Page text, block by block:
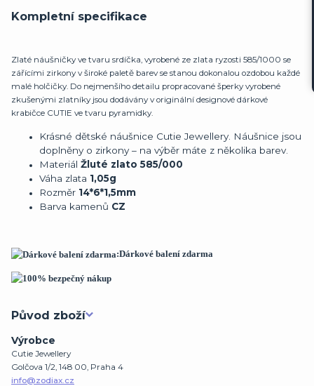
Kompletní specifikace
Zlaté náušničky ve tvaru srdíčka, vyrobené ze zlata ryzosti 585/1000 se
zářícími zirkony v široké paletě barev se stanou dokonalou ozdobou každé
malé holčičky. Do nejmenšího detailu propracované šperky vyrobené
zkušenými zlatníky jsou dodávány v originální designové dárkové
krabičce CUTIE ve tvaru pyramidky.
Krásné dětské náušnice Cutie Jewellery. Náušnice jsou
doplněny o zirkony – na výběr máte z několika barev.
Materiál Žluté zlato 585/000
Váha zlata 1,05g
Rozměr 14*6*1,5mm
Barva kamenů CZ
:Dárkové balení zdarma
Původ zboží
Výrobce
Cutie Jewellery
Golčova 1/2, 148 00, Praha 4
info@zodiax.cz